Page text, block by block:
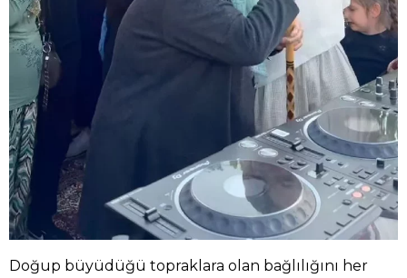
Doğup büyüdüğü topraklara olan bağlılığını her